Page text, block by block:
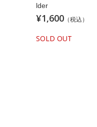
lder
¥1,600 （税込）
SOLD OUT